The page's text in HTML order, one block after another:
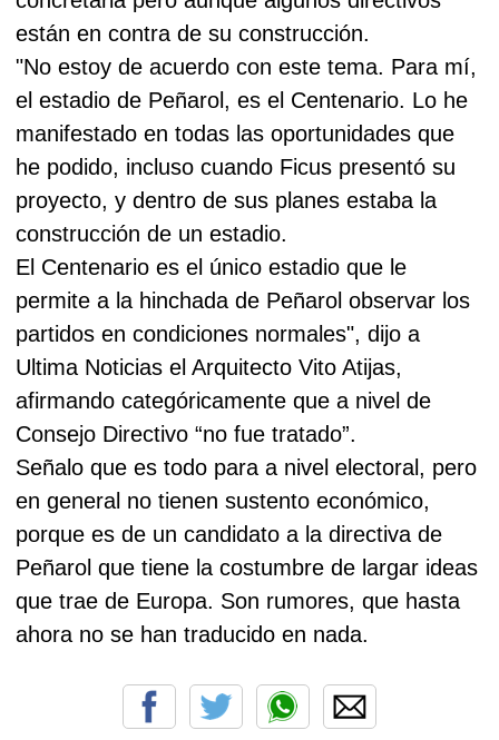
están en contra de su construcción.
"No estoy de acuerdo con este tema. Para mí,
el estadio de Peñarol, es el Centenario. Lo he
manifestado en todas las oportunidades que
he podido, incluso cuando Ficus presentó su
proyecto, y dentro de sus planes estaba la
construcción de un estadio.
El Centenario es el único estadio que le
permite a la hinchada de Peñarol observar los
partidos en condiciones normales", dijo a
Ultima Noticias el Arquitecto Vito Atijas,
afirmando categóricamente que a nivel de
Consejo Directivo “no fue tratado”.
Señalo que es todo para a nivel electoral, pero
en general no tienen sustento económico,
porque es de un candidato a la directiva de
Peñarol que tiene la costumbre de largar ideas
que trae de Europa. Son rumores, que hasta
ahora no se han traducido en nada.